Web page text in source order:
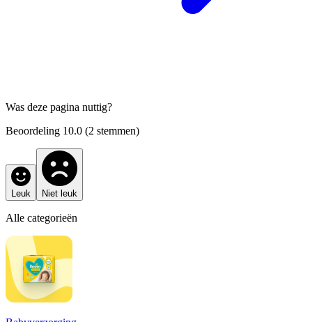
Was deze pagina nuttig?
Beoordeling 10.0 (2 stemmen)
Leuk Niet leuk
Alle categorieën